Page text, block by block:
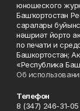
юношеского
Башҡортостан
саралары
нәшриәт йорто
по печати и
Башкортостан;
«Республика
Об
Телефон
8 (347) 246-31-05